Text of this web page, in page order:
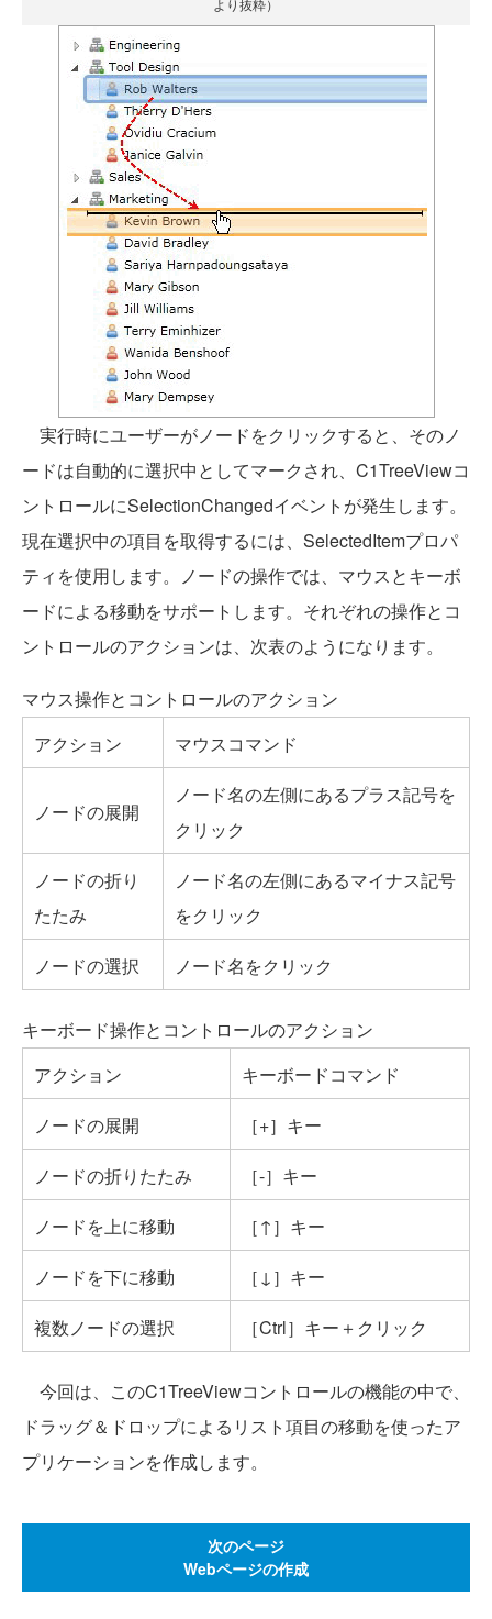
実行時にユーザーがノードをクリックすると、そのノ
ードは自動的に選択中としてマークされ、C1TreeViewコ
ントロールにSelectionChangedイベントが発生します。
現在選択中の項目を取得するには、SelectedItemプロパ
ティを使用します。ノードの操作では、マウスとキーボ
ードによる移動をサポートします。それぞれの操作とコ
ントロールのアクションは、次表のようになります。
マウス操作とコントロールのアクション
アクション
マウスコマンド
ノードの展開
ノード名の左側にあるプラス記号を
クリック
ノードの折り
たたみ
ノード名の左側にあるマイナス記号
をクリック
ノードの選択
ノード名をクリック
キーボード操作とコントロールのアクション
アクション
キーボードコマンド
ノードの展開
［+］キー
ノードの折りたたみ
［-］キー
ノードを上に移動
［↑］キー
ノードを下に移動
［↓］キー
複数ノードの選択
［Ctrl］キー＋クリック
今回は、このC1TreeViewコントロールの機能の中で、
ドラッグ＆ドロップによるリスト項目の移動を使ったア
プリケーションを作成します。
次のページ
Webページの作成